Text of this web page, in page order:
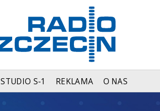
STUDIO S-1 REKLAMA O NAS